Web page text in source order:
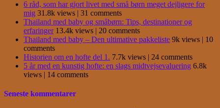
6 råd, som har gjort livet med små børn meget dejligere for
mig 31.8k views | 31 comments
Thailand med baby og småbørn: Tips, destinationer og
erfaringer 13.4k views | 20 comments
Thailand med baby – Den ultimative pakkeliste 9k views | 10
comments
Historien om en hofte del 1. 7.7k views | 24 comments
5 år med en kunstig hofte: en slags midtvejsevaluering 6.8k
views | 14 comments
Seneste kommentarer